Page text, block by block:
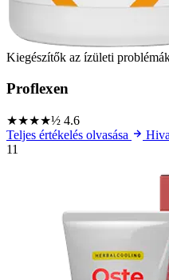
Kiegészítők az ízületi
Proflexen
★★★★½ 4.6
Teljes értékelés olvasása
11